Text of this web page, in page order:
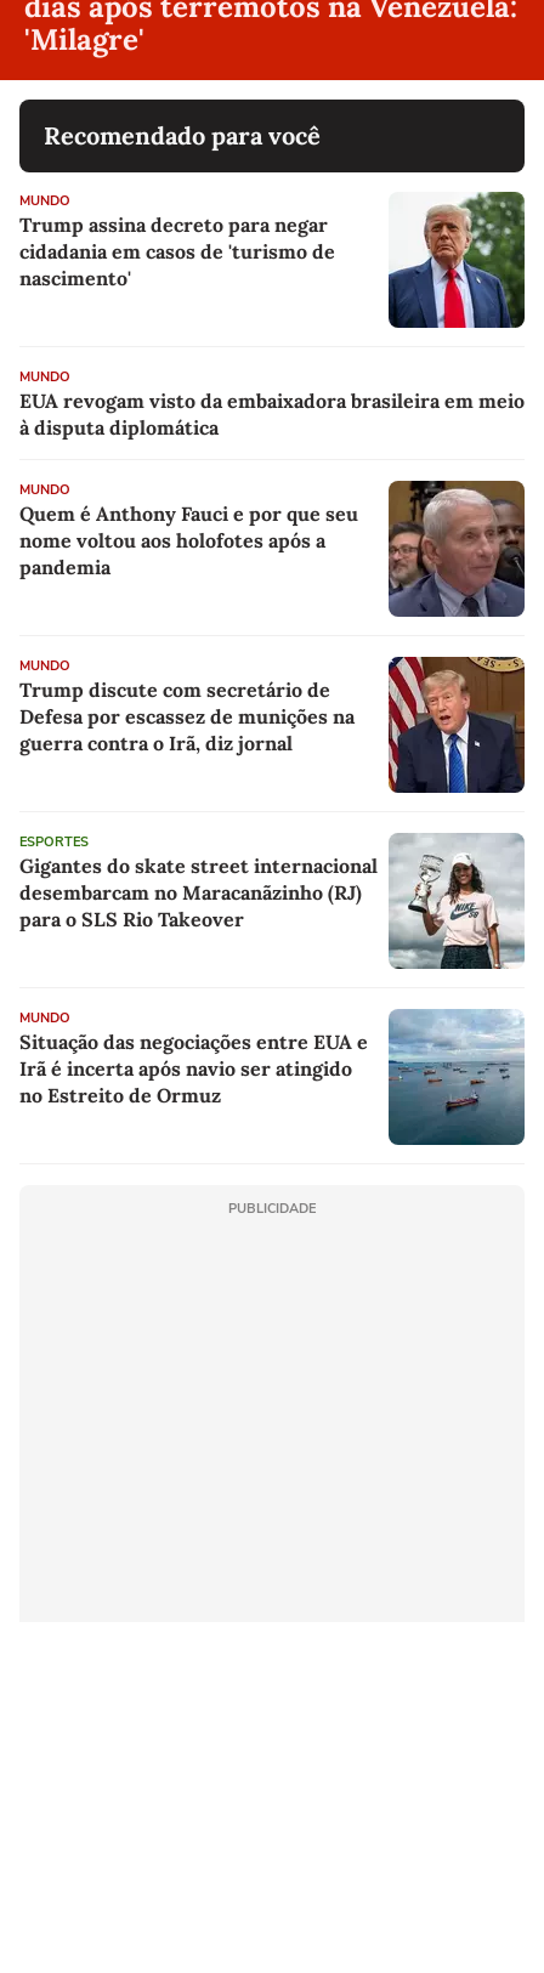
'Milagre'
Recomendado para você
MUNDO
Trump assina decreto para negar
cidadania em casos de 'turismo de
nascimento'
MUNDO
EUA revogam visto da embaixadora brasileira em meio
à disputa diplomática
MUNDO
Quem é Anthony Fauci e por que seu
nome voltou aos holofotes após a
pandemia
MUNDO
Trump discute com secretário de
Defesa por escassez de munições na
guerra contra o Irã, diz jornal
ESPORTES
Gigantes do skate street internacional
desembarcam no Maracanãzinho (RJ)
para o SLS Rio Takeover
MUNDO
Situação das negociações entre EUA e
Irã é incerta após navio ser atingido
no Estreito de Ormuz
PUBLICIDADE